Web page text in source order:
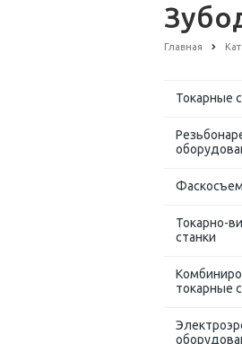
Главная
Токарные
Токарно-
станки
токарные